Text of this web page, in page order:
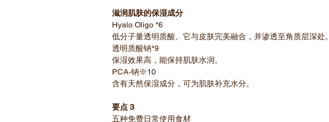
滋润肌肤的保湿成分
Hyalo Oligo *6
低分子量透明质酸。它与皮肤完美融合，并渗透至角质层深处。
透明质酸钠*9
保湿效果高，能保持肌肤水润。
PCA-钠※10
含有天然保湿成分，可为肌肤补充水分。
要点 3
五种免费日常使用食材